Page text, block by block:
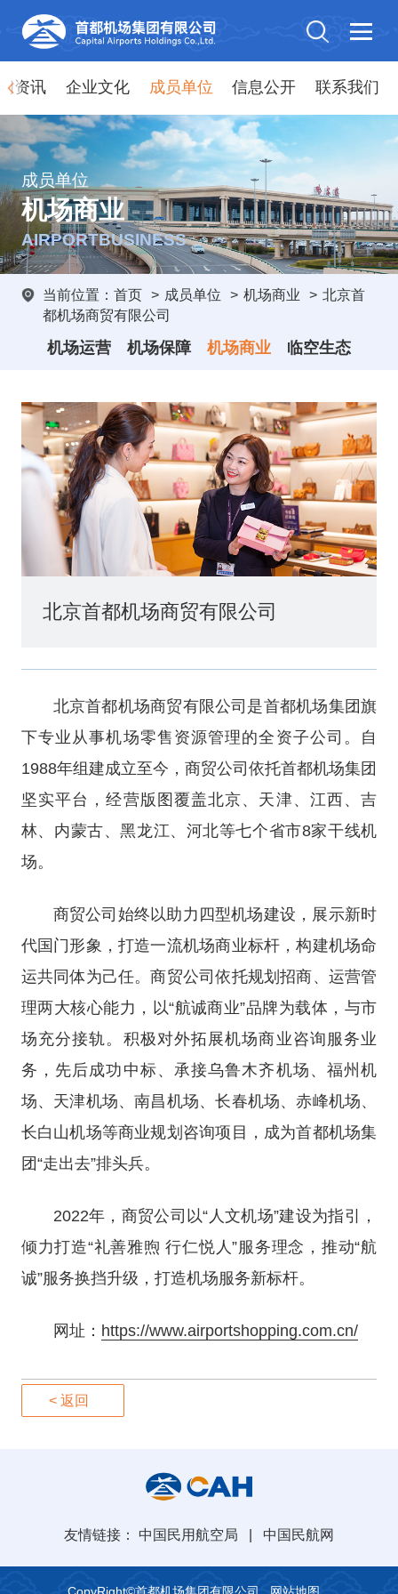
资讯 企业文化 成员单位 信息公开 联系我们
成员单位
机场商业
AIRPORTBUSINESS
当前位置： 首页 > 成员单位 > 机场商业 > 北京首
都机场商贸有限公司
机场运营 机场保障 机场商业 临空生态
北京首都机场商贸有限公司
北京首都机场商贸有限公司是首都机场集团旗
下专业从事机场零售资源管理的全资子公司。自
1988年组建成立至今，商贸公司依托首都机场集团
坚实平台，经营版图覆盖北京、天津、江西、吉
林、内蒙古、黑龙江、河北等七个省市8家干线机
场。
商贸公司始终以助力四型机场建设，展示新时
代国门形象，打造一流机场商业标杆，构建机场命
运共同体为己任。商贸公司依托规划招商、运营管
理两大核心能力，以“航诚商业”品牌为载体，与市
场充分接轨。积极对外拓展机场商业咨询服务业
务，先后成功中标、承接乌鲁木齐机场、福州机
场、天津机场、南昌机场、长春机场、赤峰机场、
长白山机场等商业规划咨询项目，成为首都机场集
团“走出去”排头兵。
2022年，商贸公司以“人文机场”建设为指引，
倾力打造“礼善雅煦 行仁悦人”服务理念，推动“航
诚”服务换挡升级，打造机场服务新标杆。
网址： https://www.airportshopping.com.cn/
< 返回
友情链接： 中国民用航空局 中国民航网